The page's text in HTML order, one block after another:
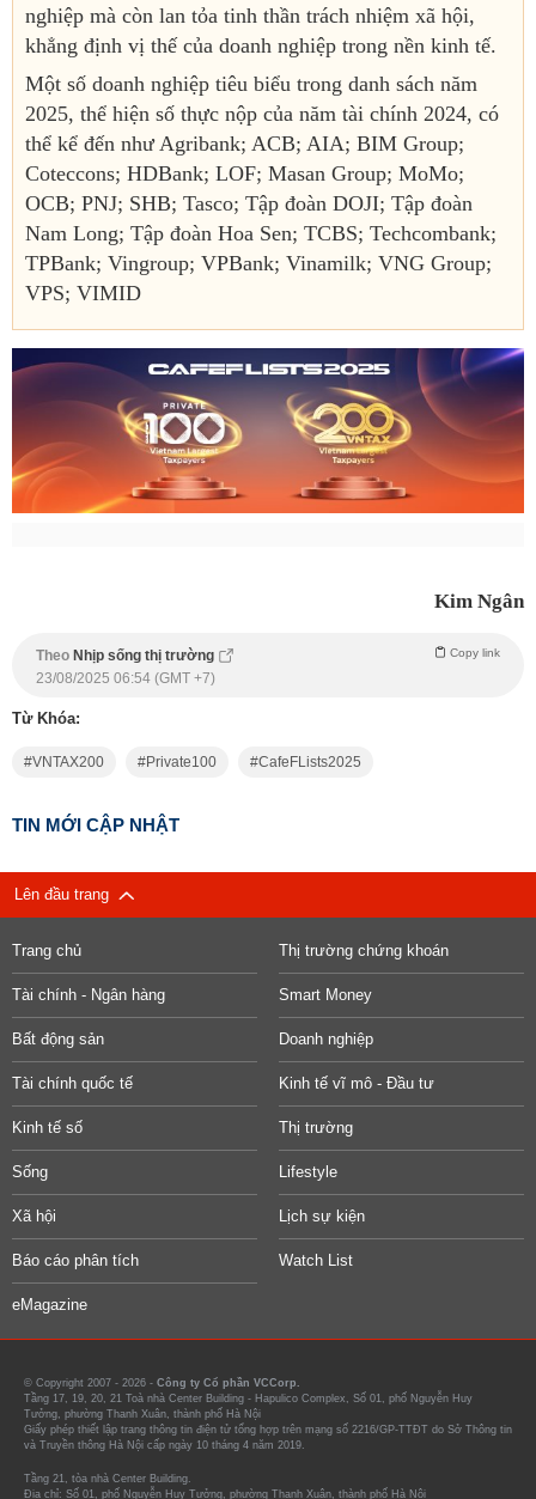
nghiệp mà còn lan tỏa tinh thần trách nhiệm xã hội,
khẳng định vị thế của doanh nghiệp trong nền kinh tế.
Một số doanh nghiệp tiêu biểu trong danh sách năm
2025, thể hiện số thực nộp của năm tài chính 2024, có
thể kể đến như Agribank; ACB; AIA; BIM Group;
Coteccons; HDBank; LOF; Masan Group; MoMo;
OCB; PNJ; SHB; Tasco; Tập đoàn DOJI; Tập đoàn
Nam Long; Tập đoàn Hoa Sen; TCBS; Techcombank;
TPBank; Vingroup; VPBank; Vinamilk; VNG Group;
VPS; VIMID
Kim Ngân
Theo Nhịp sống thị trường Copy link
23/08/2025 06:54 (GMT +7)
Từ Khóa:
VNTAX200 Private100 CafeFLists2025
TIN MỚI CẬP NHẬT
Lên đầu trang
Trang chủ Thị trường chứng khoán
Tài chính - Ngân hàng Smart Money
Bất động sản Doanh nghiệp
Tài chính quốc tế Kinh tế vĩ mô - Đầu tư
Kinh tế số Thị trường
Sống Lifestyle
Xã hội Lịch sự kiện
Báo cáo phân tích Watch List
eMagazine
© Copyright 2007 - 2026 - Công ty Cổ phần VCCorp.
Tầng 17, 19, 20, 21 Toà nhà Center Building - Hapulico Complex, Số 01, phố Nguyễn Huy
Tưởng, phường Thanh Xuân, thành phố Hà Nội
Giấy phép thiết lập trang thông tin điện tử tổng hợp trên mạng số 2216/GP-TTĐT do Sở Thông tin
và Truyền thông Hà Nội cấp ngày 10 tháng 4 năm 2019.
Tầng 21, tòa nhà Center Building.
Địa chỉ: Số 01, phố Nguyễn Huy Tưởng, phường Thanh Xuân, thành phố Hà Nội